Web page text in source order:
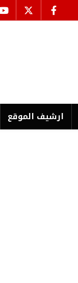
ارشیف الموقع